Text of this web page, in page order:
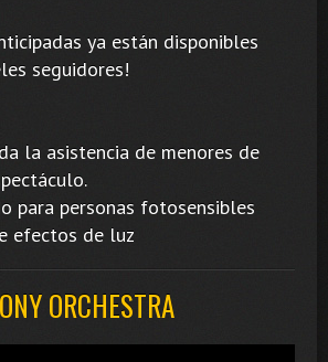
ya están disponibles
seguidores!
la asistencia de menores de
para personas fotosensibles
efectos de luz
ORCHESTRA